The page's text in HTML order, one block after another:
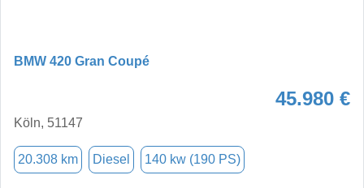
BMW 420 Gran Coupé
45.980 €
Köln, 51147
20.308 km Diesel 140 kw (190 PS)